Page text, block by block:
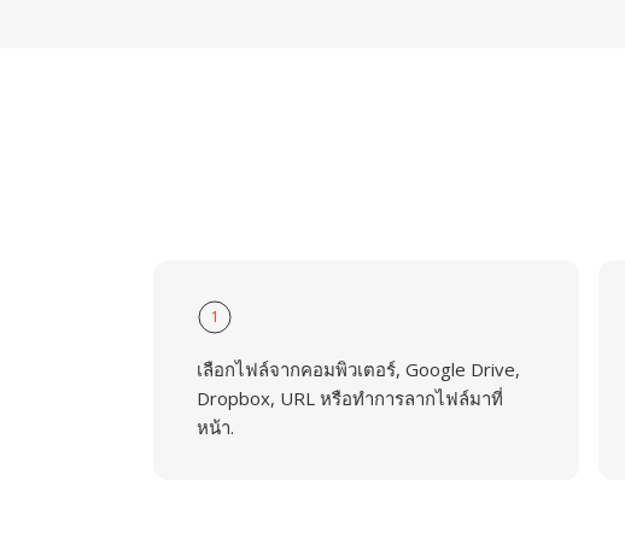
1
เลือกไฟล์จากคอมพิวเตอร์, Google Drive,
Dropbox, URL หรือทำการลากไฟล์มาที่
หน้า.